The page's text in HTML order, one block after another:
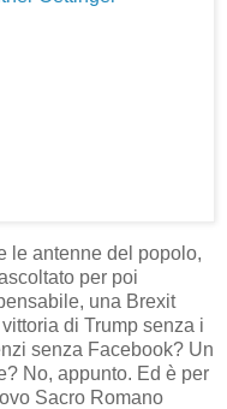
le antenne del popolo,
per poi
una Brexit
di Trump senza i
senza Facebook? Un
No, appunto. Ed è per
Sacro Romano